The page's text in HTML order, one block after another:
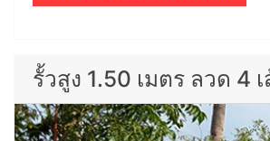
รั้วสูง 1.50 เมตร ลวด 4